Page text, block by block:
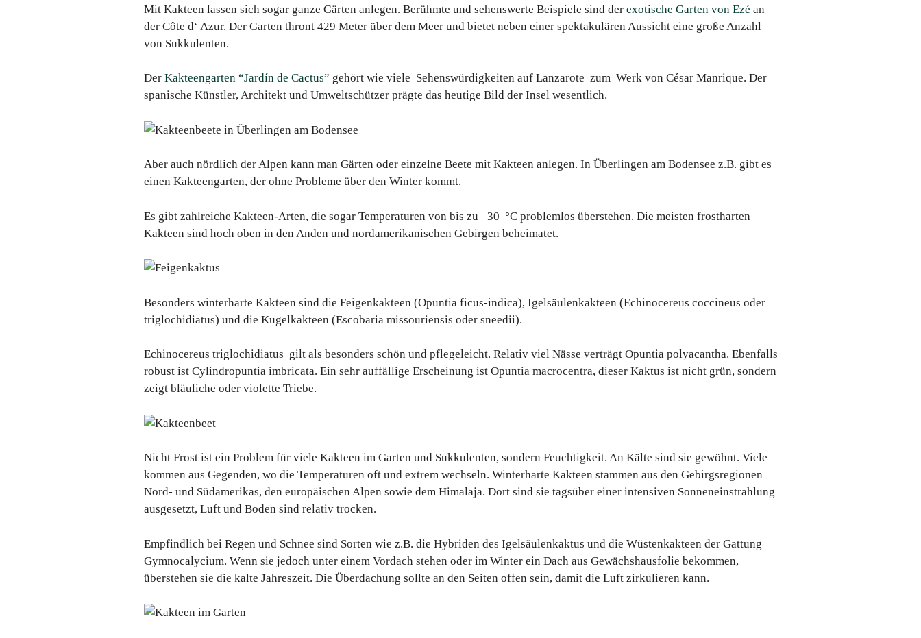
Mit Kakteen lassen sich sogar ganze Gärten anlegen. Berühmte und sehenswerte Beispiele sind der exotische Garten von Ezé an
der Côte d‘ Azur. Der Garten thront 429 Meter über dem Meer und bietet neben einer spektakulären Aussicht eine große Anzahl
von Sukkulenten.
Der Kakteengarten “Jardín de Cactus” gehört wie viele Sehenswürdigkeiten auf Lanzarote zum Werk von César Manrique. Der
spanische Künstler, Architekt und Umweltschützer prägte das heutige Bild der Insel wesentlich.
Aber auch nördlich der Alpen kann man Gärten oder einzelne Beete mit Kakteen anlegen. In Überlingen am Bodensee z.B. gibt es
einen Kakteengarten, der ohne Probleme über den Winter kommt.
Es gibt zahlreiche Kakteen-Arten, die sogar Temperaturen von bis zu –30 °C problemlos überstehen. Die meisten frostharten
Kakteen sind hoch oben in den Anden und nordamerikanischen Gebirgen beheimatet.
Besonders winterharte Kakteen sind die Feigenkakteen (Opuntia ficus-indica), Igelsäulenkakteen (Echinocereus coccineus oder
triglochidiatus) und die Kugelkakteen (Escobaria missouriensis oder sneedii).
Echinocereus triglochidiatus gilt als besonders schön und pflegeleicht. Relativ viel Nässe verträgt Opuntia polyacantha. Ebenfalls
robust ist Cylindropuntia imbricata. Ein sehr auffällige Erscheinung ist Opuntia macrocentra, dieser Kaktus ist nicht grün, sondern
zeigt bläuliche oder violette Triebe.
Nicht Frost ist ein Problem für viele Kakteen im Garten und Sukkulenten, sondern Feuchtigkeit. An Kälte sind sie gewöhnt. Viele
kommen aus Gegenden, wo die Temperaturen oft und extrem wechseln. Winterharte Kakteen stammen aus den Gebirgsregionen
Nord- und Südamerikas, den europäischen Alpen sowie dem Himalaja. Dort sind sie tagsüber einer intensiven Sonneneinstrahlung
ausgesetzt, Luft und Boden sind relativ trocken.
Empfindlich bei Regen und Schnee sind Sorten wie z.B. die Hybriden des Igelsäulenkaktus und die Wüstenkakteen der Gattung
Gymnocalycium. Wenn sie jedoch unter einem Vordach stehen oder im Winter ein Dach aus Gewächshausfolie bekommen,
überstehen sie die kalte Jahreszeit. Die Überdachung sollte an den Seiten offen sein, damit die Luft zirkulieren kann.